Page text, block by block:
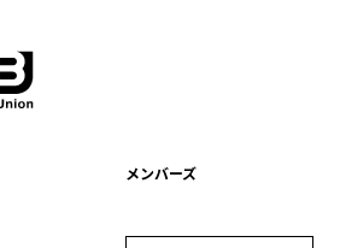
メンバーズ